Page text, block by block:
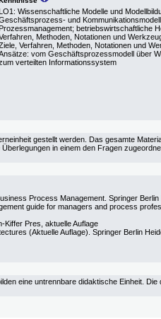
LO1: Wissenschaftliche Modelle und
und
Prozessmanagement; betriebswirtschaftliche
Methoden, Notationen und
Verfahren, Methoden, Notationen und
vom Geschäftsprozessmodell über
verteilten Informationssystem
gestellt werden. Das gesamte
in einem den Fragen
Process Management. Springer Berlin
guide for managers and process
Kiffer Pres, aktuelle Auflage
(Aktuelle Auflage). Springer Berlin
eine untrennbare didaktische Einheit.